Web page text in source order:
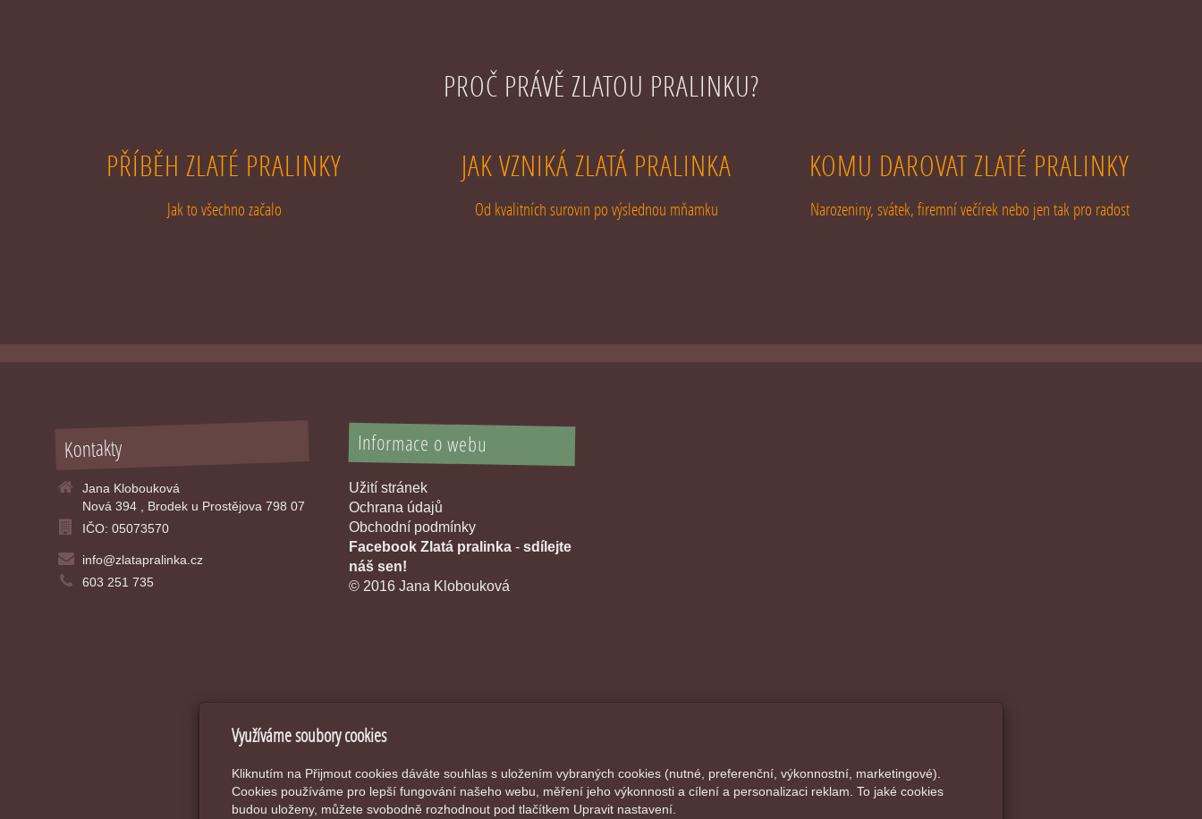
PROČ PRÁVĚ ZLATOU PRALINKU?
PŘÍBĚH ZLATÉ PRALINKY
Jak to všechno začalo
JAK VZNIKÁ ZLATÁ PRALINKA
Od kvalitních surovin po výslednou mňamku
KOMU DAROVAT ZLATÉ PRALINKY
Narozeniny, svátek, firemní večírek nebo jen tak pro radost
Kontakty
Jana Klobouková
Nová 394 , Brodek u Prostějova 798 07
IČO: 05073570
info@zlatapralinka.cz
603 251 735
Informace o webu
Užití stránek
Ochrana údajů
Obchodní podmínky
Facebook Zlatá pralinka - sdílejte
náš sen!
© 2016 Jana Klobouková
Využíváme soubory cookies
Kliknutím na Přijmout cookies dáváte souhlas s uložením vybraných cookies (nutné, preferenční, výkonnostní, marketingové).
Cookies používáme pro lepší fungování našeho webu, měření jeho výkonnosti a cílení a personalizaci reklam. To jaké cookies
budou uloženy, můžete svobodně rozhodnout pod tlačítkem Upravit nastavení.